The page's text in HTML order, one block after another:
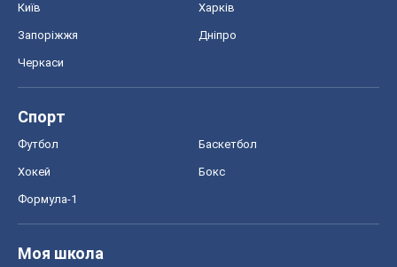
Київ Харків
Запоріжжя Дніпро
Черкаси
Спорт
Футбол Баскетбол
Хокей Бокс
Формула-1
Моя школа